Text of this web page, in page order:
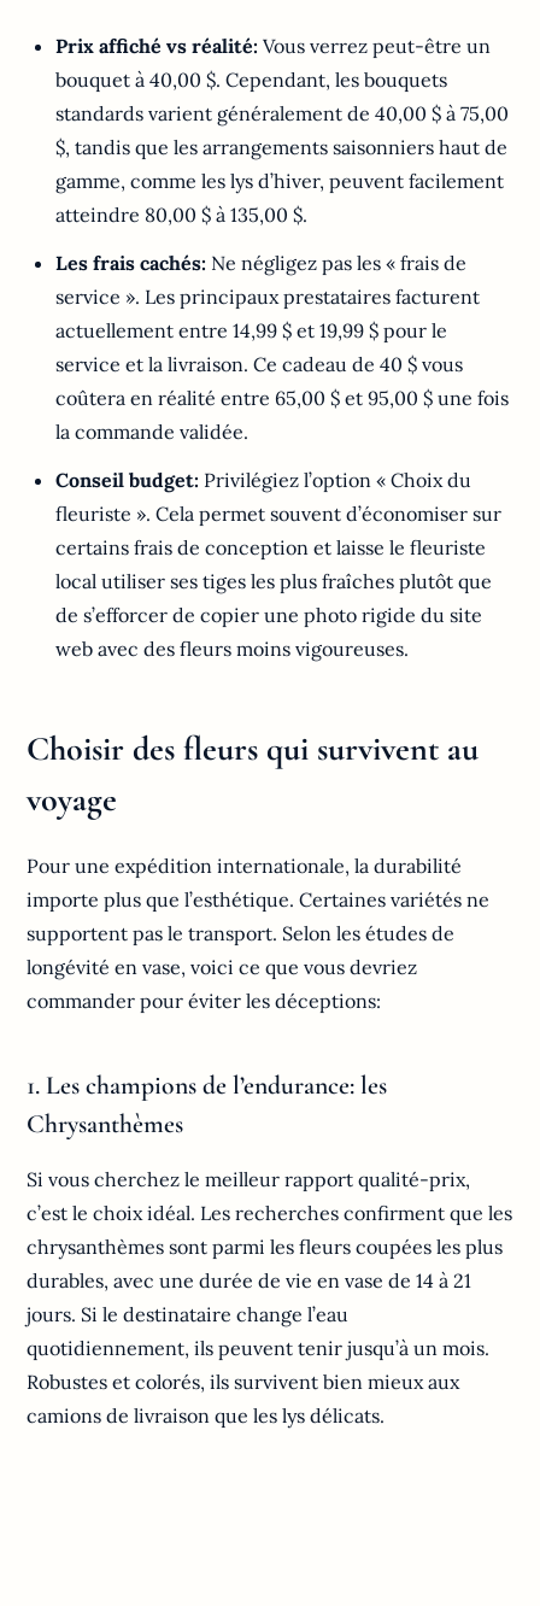
Prix affiché vs réalité: Vous verrez peut-être un
bouquet à 40,00 $. Cependant, les bouquets
standards varient généralement de 40,00 $ à 75,00
$, tandis que les arrangements saisonniers haut de
gamme, comme les lys d’hiver, peuvent facilement
atteindre 80,00 $ à 135,00 $.
Les frais cachés: Ne négligez pas les « frais de
service ». Les principaux prestataires facturent
actuellement entre 14,99 $ et 19,99 $ pour le
service et la livraison. Ce cadeau de 40 $ vous
coûtera en réalité entre 65,00 $ et 95,00 $ une fois
la commande validée.
Conseil budget: Privilégiez l’option « Choix du
fleuriste ». Cela permet souvent d’économiser sur
certains frais de conception et laisse le fleuriste
local utiliser ses tiges les plus fraîches plutôt que
de s’efforcer de copier une photo rigide du site
web avec des fleurs moins vigoureuses.
Choisir des fleurs qui survivent au
voyage
Pour une expédition internationale, la durabilité
importe plus que l’esthétique. Certaines variétés ne
supportent pas le transport. Selon les études de
longévité en vase, voici ce que vous devriez
commander pour éviter les déceptions:
1. Les champions de l’endurance: les
Chrysanthèmes
Si vous cherchez le meilleur rapport qualité-prix,
c’est le choix idéal. Les recherches confirment que les
chrysanthèmes sont parmi les fleurs coupées les plus
durables, avec une durée de vie en vase de 14 à 21
jours. Si le destinataire change l’eau
quotidiennement, ils peuvent tenir jusqu’à un mois.
Robustes et colorés, ils survivent bien mieux aux
camions de livraison que les lys délicats.